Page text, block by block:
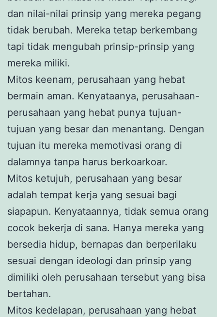
dan nilai-nilai prinsip yang mereka pegang
tidak berubah. Mereka tetap berkembang
tapi tidak mengubah prinsip-prinsip yang
mereka miliki.
Mitos keenam, perusahaan yang hebat
bermain aman. Kenyataanya, perusahaan-
perusahaan yang hebat punya tujuan-
tujuan yang besar dan menantang. Dengan
tujuan itu mereka memotivasi orang di
dalamnya tanpa harus berkoarkoar.
Mitos ketujuh, perusahaan yang besar
adalah tempat kerja yang sesuai bagi
siapapun. Kenyataannya, tidak semua orang
cocok bekerja di sana. Hanya mereka yang
bersedia hidup, bernapas dan berperilaku
sesuai dengan ideologi dan prinsip yang
dimiliki oleh perusahaan tersebut yang bisa
bertahan.
Mitos kedelapan, perusahaan yang hebat